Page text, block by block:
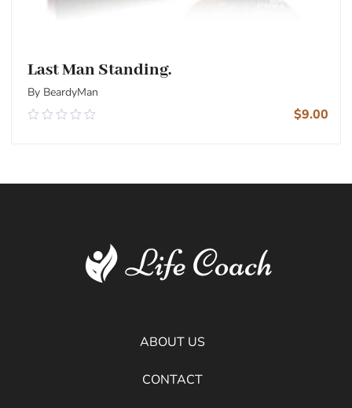
Last Man Standing.
By BeardyMan
0.00
$9.00
Add To Cart
ABOUT US
CONTACT